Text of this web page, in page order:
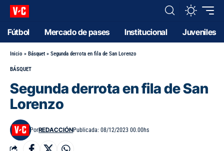
Fútbol Mercado de pases Institucional Juveniles
Inicio » Básquet » Segunda derrota en fila de San Lorenzo
BÁSQUET
Segunda derrota en fila de San
Lorenzo
PorREDACCIÓNPublicada: 08/12/2023 00.00hs